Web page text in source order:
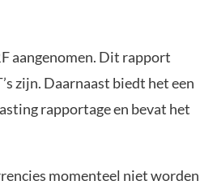
aangenomen. Dit rapport
zijn. Daarnaast biedt het een
rapportage en bevat het
momenteel niet worden